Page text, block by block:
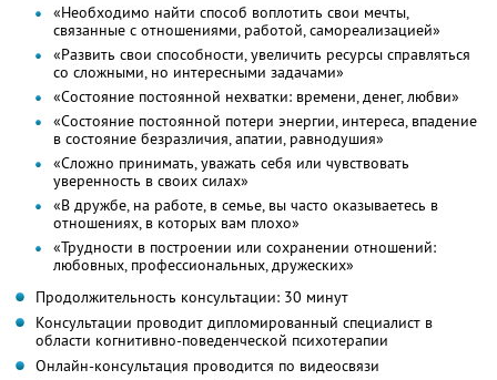
«Необходимо найти способ воплотить свои мечты,
связанные с отношениями, работой, самореализацией»
«Развить свои способности, увеличить ресурсы справляться
со сложными, но интересными задачами»
«Состояние постоянной нехватки: времени, денег, любви»
«Состояние постоянной потери энергии, интереса, впадение
в состояние безразличия, апатии, равнодушия»
«Сложно принимать, уважать себя или чувствовать
уверенность в своих силах»
«В дружбе, на работе, в семье, вы часто оказываетесь в
отношениях, в которых вам плохо»
«Трудности в построении или сохранении отношений:
любовных, профессиональных, дружеских»
Продолжительность консультации: 30 минут
Консультации проводит дипломированный специалист в
области когнитивно-поведенческой психотерапии
Онлайн-консультация проводится по видеосвязи